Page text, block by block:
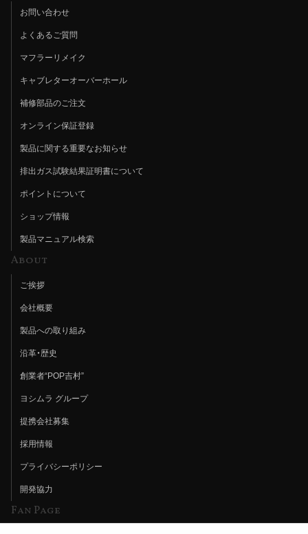
お問い合わせ
よくあるご質問
マフラーリメイク
キャブレターオーバーホール
補修部品のご注文
オンライン保証登録
製品に関する重要なお知らせ
排出ガス試験結果証明書について
ポイントについて
ショップ情報
製品マニュアル検索
About
ご挨拶
会社概要
製品への取り組み
沿革・歴史
創業者“POP吉村”
ヨシムラ グループ
提携会社募集
採用情報
プライバシーポリシー
開発協力
Fan Page